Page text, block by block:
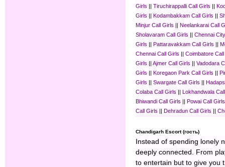
Girls || Tiruchirappalli Call Girls ||
Girls || Kodambakkam Call Girls ||
Minjur Call Girls || Neelankarai Call
Sholavaram Call Girls || Chennai
Girls || Pattaravakkam Call Girls ||
Chennai Call Girls || Coimbatore
Girls || Ajmer Call Girls || Vadodara
Girls || Koregaon Park Call Girls ||
Girls || Swargate Call Girls ||
Colaba Call Girls || Lokhandwala
Bhiwandi Call Girls || Powai Call Girls
Call Girls || Dehradun Call Girls ||
Chandigarh Escort (гость)
Instead of spending lonely
deeply connected. From
to entertain but to give you